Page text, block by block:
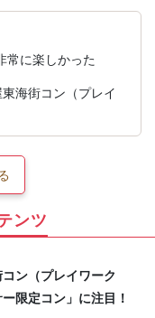
常に楽しかった
海街コン（プレイ
ンツ
ン（プレイワーク
限定コン」に注目！